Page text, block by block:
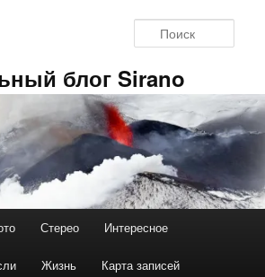
блог Sirano
Стерео Интересное
Жизнь Карта записей